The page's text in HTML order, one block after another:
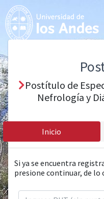
Postítulo de
Nefrología y
Inicio
Si ya se encuentra
presione continuar, de